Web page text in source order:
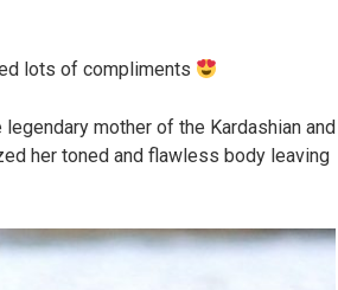
lots of compliments
mother of the Kardashian and
her toned and flawless body leaving